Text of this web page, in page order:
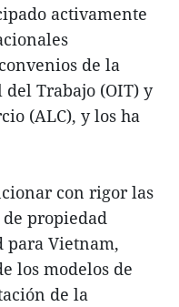
activamente
de la
Trabajo (OIT) y
(ALC), y los ha
con rigor las
propiedad
Vietnam,
los modelos de
de la